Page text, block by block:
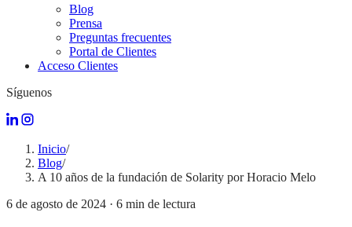
Blog
Prensa
Preguntas frecuentes
Portal de Clientes
Acceso Clientes
Síguenos
Inicio/
Blog/
A 10 años de la fundación de Solarity por Horacio Melo
6 de agosto de 2024 · 6 min de lectura